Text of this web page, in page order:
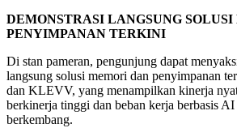
DEMONSTRASI LANGSUNG
PENYIMPANAN TERKINI
Di stan pameran, pengunjung dapat
langsung solusi memori dan penyimpanan
dan KLEVV, yang menampilkan kinerja
berkinerja tinggi dan beban kerja berbasis AI
berkembang.